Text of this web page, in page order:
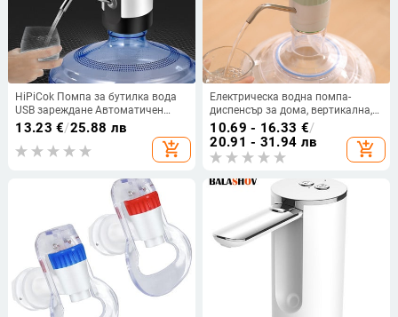
HiPiCok Помпа за бутилка вода
USB зареждане Автоматичен
електрически диспенсер за вода
Помпа Бутилка Водна помпа
Автоматичен превключвател
13.23 €/25.88 лв
add_shopping_cart
Електрическа водна помпа-
диспенсър за дома, вертикална,
модел JZC-H, корпус PP, 5V, 4W
10.69 - 16.33 €/
20.91 - 31.94 лв
add_shopping_cart